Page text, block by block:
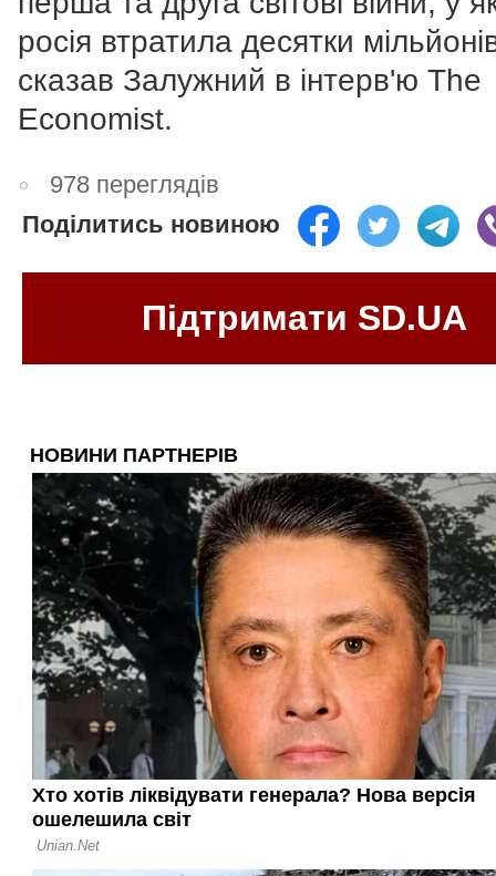
росія втратила десятки
сказав Залужний в інтерв'ю The
Economist.
978 переглядів
Поділитись новиною
Підтримати SD.UA